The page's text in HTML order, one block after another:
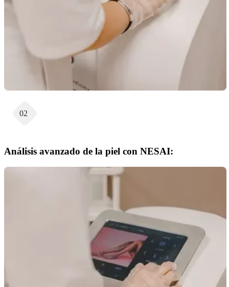
02
Análisis avanzado de la piel con NESAI: